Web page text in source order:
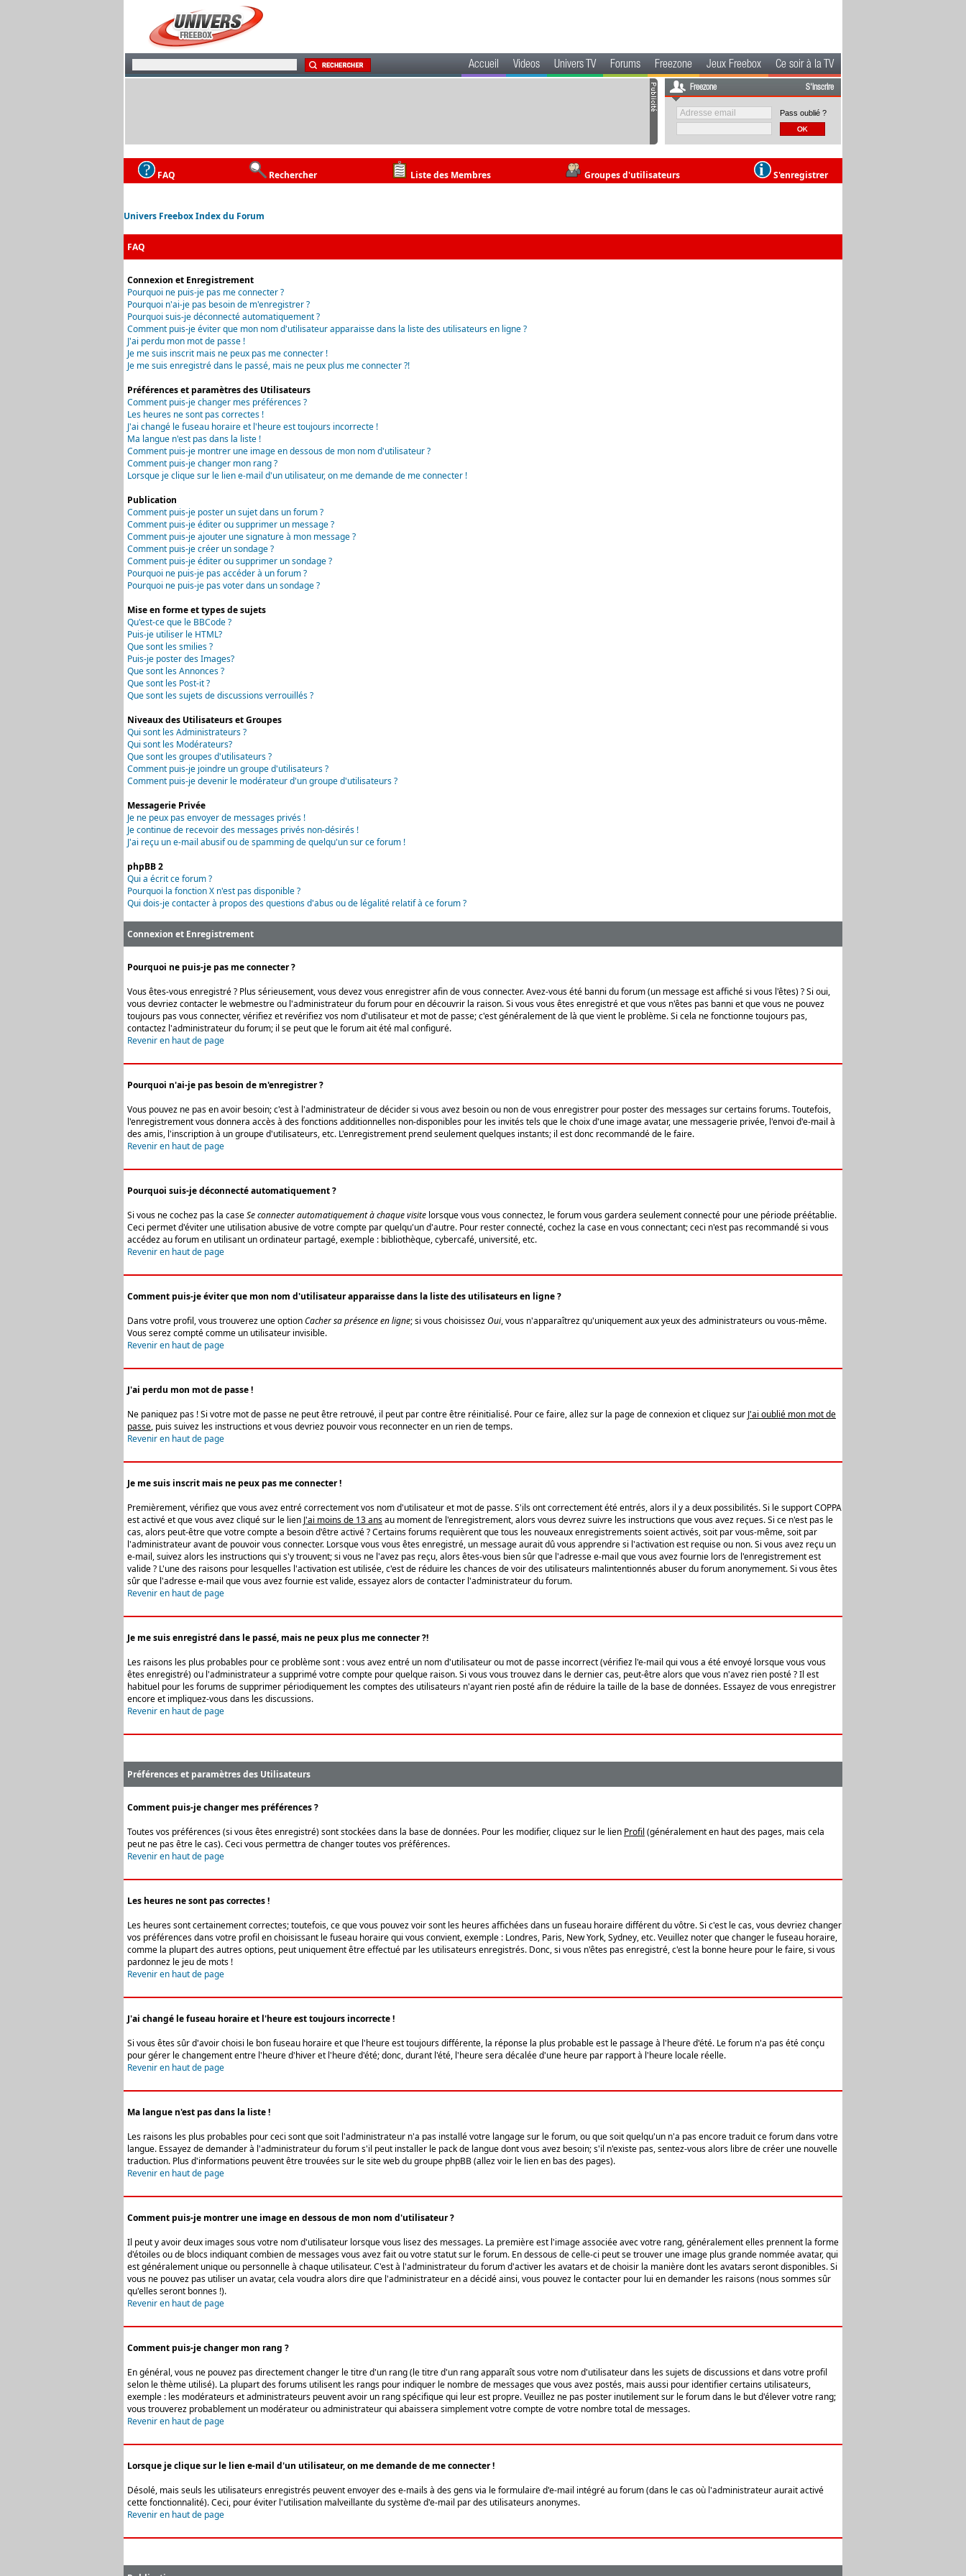
Accueil Videos Univers TV Forums Freezone Jeux Freebox Ce soir à la TV
Freezone S'inscrire
Pass oublié ?
FAQ Rechercher Liste des Membres Groupes d'utilisateurs S'enregistrer
Univers Freebox Index du Forum
FAQ
Connexion et Enregistrement
Pourquoi ne puis-je pas me connecter ?
Pourquoi n'ai-je pas besoin de m'enregistrer ?
Pourquoi suis-je déconnecté automatiquement ?
Comment puis-je éviter que mon nom d'utilisateur apparaisse dans la liste des utilisateurs en ligne ?
J'ai perdu mon mot de passe !
Je me suis inscrit mais ne peux pas me connecter !
Je me suis enregistré dans le passé, mais ne peux plus me connecter ?!
Préférences et paramètres des Utilisateurs
Comment puis-je changer mes préférences ?
Les heures ne sont pas correctes !
J'ai changé le fuseau horaire et l'heure est toujours incorrecte !
Ma langue n'est pas dans la liste !
Comment puis-je montrer une image en dessous de mon nom d'utilisateur ?
Comment puis-je changer mon rang ?
Lorsque je clique sur le lien e-mail d'un utilisateur, on me demande de me connecter !
Publication
Comment puis-je poster un sujet dans un forum ?
Comment puis-je éditer ou supprimer un message ?
Comment puis-je ajouter une signature à mon message ?
Comment puis-je créer un sondage ?
Comment puis-je éditer ou supprimer un sondage ?
Pourquoi ne puis-je pas accéder à un forum ?
Pourquoi ne puis-je pas voter dans un sondage ?
Mise en forme et types de sujets
Qu'est-ce que le BBCode ?
Puis-je utiliser le HTML?
Que sont les smilies ?
Puis-je poster des Images?
Que sont les Annonces ?
Que sont les Post-it ?
Que sont les sujets de discussions verrouillés ?
Niveaux des Utilisateurs et Groupes
Qui sont les Administrateurs ?
Qui sont les Modérateurs?
Que sont les groupes d'utilisateurs ?
Comment puis-je joindre un groupe d'utilisateurs ?
Comment puis-je devenir le modérateur d'un groupe d'utilisateurs ?
Messagerie Privée
Je ne peux pas envoyer de messages privés !
Je continue de recevoir des messages privés non-désirés !
J'ai reçu un e-mail abusif ou de spamming de quelqu'un sur ce forum !
phpBB 2
Qui a écrit ce forum ?
Pourquoi la fonction X n'est pas disponible ?
Qui dois-je contacter à propos des questions d'abus ou de légalité relatif à ce forum ?
Connexion et Enregistrement
Pourquoi ne puis-je pas me connecter ?
Vous êtes-vous enregistré ? Plus sérieusement, vous devez vous enregistrer afin de vous connecter. Avez-vous été banni du forum (un message est affiché si vous l'êtes) ? Si oui,
vous devriez contacter le webmestre ou l'administrateur du forum pour en découvrir la raison. Si vous vous êtes enregistré et que vous n'êtes pas banni et que vous ne pouvez
toujours pas vous connecter, vérifiez et revérifiez vos nom d'utilisateur et mot de passe; c'est généralement de là que vient le problème. Si cela ne fonctionne toujours pas,
contactez l'administrateur du forum; il se peut que le forum ait été mal configuré.
Revenir en haut de page
Pourquoi n'ai-je pas besoin de m'enregistrer ?
Vous pouvez ne pas en avoir besoin; c'est à l'administrateur de décider si vous avez besoin ou non de vous enregistrer pour poster des messages sur certains forums. Toutefois,
l'enregistrement vous donnera accès à des fonctions additionnelles non-disponibles pour les invités tels que le choix d'une image avatar, une messagerie privée, l'envoi d'e-mail à
des amis, l'inscription à un groupe d'utilisateurs, etc. L'enregistrement prend seulement quelques instants; il est donc recommandé de le faire.
Revenir en haut de page
Pourquoi suis-je déconnecté automatiquement ?
Si vous ne cochez pas la caseSe connecter automatiquement à chaque visite lorsque vous vous connectez, le forum vous gardera seulement connecté pour une période préétablie.
Ceci permet d'éviter une utilisation abusive de votre compte par quelqu'un d'autre. Pour rester connecté, cochez la case en vous connectant; ceci n'est pas recommandé si vous
accédez au forum en utilisant un ordinateur partagé, exemple : bibliothèque, cybercafé, université, etc.
Revenir en haut de page
Comment puis-je éviter que mon nom d'utilisateur apparaisse dans la liste des utilisateurs en ligne ?
Dans votre profil, vous trouverez une optionCacher sa présence en ligne; si vous choisissezOui, vous n'apparaîtrez qu'uniquement aux yeux des administrateurs ou vous-même.
Vous serez compté comme un utilisateur invisible.
Revenir en haut de page
J'ai perdu mon mot de passe !
Ne paniquez pas ! Si votre mot de passe ne peut être retrouvé, il peut par contre être réinitialisé. Pour ce faire, allez sur la page de connexion et cliquez sur J'ai oublié mon mot de
passe, puis suivez les instructions et vous devriez pouvoir vous reconnecter en un rien de temps.
Revenir en haut de page
Je me suis inscrit mais ne peux pas me connecter !
Premièrement, vérifiez que vous avez entré correctement vos nom d'utilisateur et mot de passe. S'ils ont correctement été entrés, alors il y a deux possibilités. Si le support COPPA
est activé et que vous avez cliqué sur le lien J'ai moins de 13 ansau moment de l'enregistrement, alors vous devrez suivre les instructions que vous avez reçues. Si ce n'est pas le
cas, alors peut-être que votre compte a besoin d'être activé ? Certains forums requièrent que tous les nouveaux enregistrements soient activés, soit par vous-même, soit par
l'administrateur avant de pouvoir vous connecter. Lorsque vous vous êtes enregistré, un message aurait dû vous apprendre si l'activation est requise ou non. Si vous avez reçu un
e-mail, suivez alors les instructions qui s'y trouvent; si vous ne l'avez pas reçu, alors êtes-vous bien sûr que l'adresse e-mail que vous avez fournie lors de l'enregistrement est
valide ? L'une des raisons pour lesquelles l'activation est utilisée, c'est de réduire les chances de voir des utilisateurs malintentionnés abuser du forum anonymement. Si vous êtes
sûr que l'adresse e-mail que vous avez fournie est valide, essayez alors de contacter l'administrateur du forum.
Revenir en haut de page
Je me suis enregistré dans le passé, mais ne peux plus me connecter ?!
Les raisons les plus probables pour ce problème sont : vous avez entré un nom d'utilisateur ou mot de passe incorrect (vérifiez l'e-mail qui vous a été envoyé lorsque vous vous
êtes enregistré) ou l'administrateur a supprimé votre compte pour quelque raison. Si vous vous trouvez dans le dernier cas, peut-être alors que vous n'avez rien posté ? Il est
habituel pour les forums de supprimer périodiquement les comptes des utilisateurs n'ayant rien posté afin de réduire la taille de la base de données. Essayez de vous enregistrer
encore et impliquez-vous dans les discussions.
Revenir en haut de page
Préférences et paramètres des Utilisateurs
Comment puis-je changer mes préférences ?
Toutes vos préférences (si vous êtes enregistré) sont stockées dans la base de données. Pour les modifier, cliquez sur le lien Profil (généralement en haut des pages, mais cela
peut ne pas être le cas). Ceci vous permettra de changer toutes vos préférences.
Revenir en haut de page
Les heures ne sont pas correctes !
Les heures sont certainement correctes; toutefois, ce que vous pouvez voir sont les heures affichées dans un fuseau horaire différent du vôtre. Si c'est le cas, vous devriez changer
vos préférences dans votre profil en choisissant le fuseau horaire qui vous convient, exemple : Londres, Paris, New York, Sydney, etc. Veuillez noter que changer le fuseau horaire,
comme la plupart des autres options, peut uniquement être effectué par les utilisateurs enregistrés. Donc, si vous n'êtes pas enregistré, c'est la bonne heure pour le faire, si vous
pardonnez le jeu de mots !
Revenir en haut de page
J'ai changé le fuseau horaire et l'heure est toujours incorrecte !
Si vous êtes sûr d'avoir choisi le bon fuseau horaire et que l'heure est toujours différente, la réponse la plus probable est le passage à l'heure d'été. Le forum n'a pas été conçu
pour gérer le changement entre l'heure d'hiver et l'heure d'été; donc, durant l'été, l'heure sera décalée d'une heure par rapport à l'heure locale réelle.
Revenir en haut de page
Ma langue n'est pas dans la liste !
Les raisons les plus probables pour ceci sont que soit l'administrateur n'a pas installé votre langage sur le forum, ou que soit quelqu'un n'a pas encore traduit ce forum dans votre
langue. Essayez de demander à l'administrateur du forum s'il peut installer le pack de langue dont vous avez besoin; s'il n'existe pas, sentez-vous alors libre de créer une nouvelle
traduction. Plus d'informations peuvent être trouvées sur le site web du groupe phpBB (allez voir le lien en bas des pages).
Revenir en haut de page
Comment puis-je montrer une image en dessous de mon nom d'utilisateur ?
Il peut y avoir deux images sous votre nom d'utilisateur lorsque vous lisez des messages. La première est l'image associée avec votre rang, généralement elles prennent la forme
d'étoiles ou de blocs indiquant combien de messages vous avez fait ou votre statut sur le forum. En dessous de celle-ci peut se trouver une image plus grande nommée avatar, qui
est généralement unique ou personnelle à chaque utilisateur. C'est à l'administrateur du forum d'activer les avatars et de choisir la manière dont les avatars seront disponibles. Si
vous ne pouvez pas utiliser un avatar, cela voudra alors dire que l'administrateur en a décidé ainsi, vous pouvez le contacter pour lui en demander les raisons (nous sommes sûr
qu'elles seront bonnes !).
Revenir en haut de page
Comment puis-je changer mon rang ?
En général, vous ne pouvez pas directement changer le titre d'un rang (le titre d'un rang apparaît sous votre nom d'utilisateur dans les sujets de discussions et dans votre profil
selon le thème utilisé). La plupart des forums utilisent les rangs pour indiquer le nombre de messages que vous avez postés, mais aussi pour identifier certains utilisateurs,
exemple : les modérateurs et administrateurs peuvent avoir un rang spécifique qui leur est propre. Veuillez ne pas poster inutilement sur le forum dans le but d'élever votre rang;
vous trouverez probablement un modérateur ou administrateur qui abaissera simplement votre compte de votre nombre total de messages.
Revenir en haut de page
Lorsque je clique sur le lien e-mail d'un utilisateur, on me demande de me connecter !
Désolé, mais seuls les utilisateurs enregistrés peuvent envoyer des e-mails à des gens via le formulaire d'e-mail intégré au forum (dans le cas où l'administrateur aurait activé
cette fonctionnalité). Ceci, pour éviter l'utilisation malveillante du système d'e-mail par des utilisateurs anonymes.
Revenir en haut de page